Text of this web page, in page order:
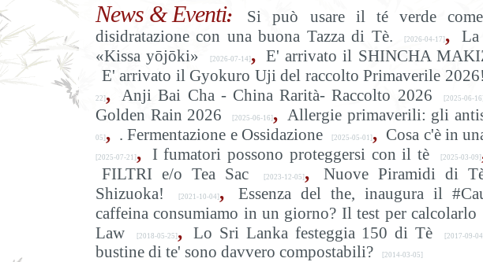
News & Eventi: Si può usare il té verde
disidratazione con una buona Tazza di Tè.
[2026-04-17] ,
«Kissa yōjōki»
[2026-07-14] , E' arrivato il SHINCHA
E' arrivato il Gyokuro Uji del raccolto Primaverile 2026!
22] , Anji Bai Cha - China Rarità- Raccolto 2026 [2025-06-16]
Golden Rain 2026
[2025-06-16] , Allergie primaverili: gli
05] , . Fermentazione e Ossidazione [2025-05-01] , Cosa c'è in
[2025-07-21] , I fumatori possono proteggersi con il tè [2025-03-09]
FILTRI e/o Tea Sac [2023-12-05] , Nuove Piramidi di
Shizuoka!
[2021-10-04] , Essenza del the, inaugura il
caffeina consumiamo in un giorno? Il test per calcolarlo
Law
[2018-05-25] , Lo Sri Lanka festeggia 150 di Tè [2017-09-
bustine di te' sono davvero compostabili?
[2014-03-05]